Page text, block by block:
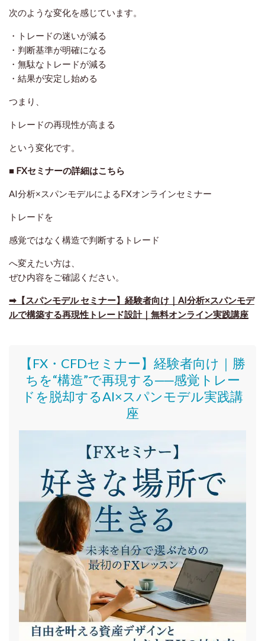
次のような変化を感じています。
・トレードの迷いが減る
・判断基準が明確になる
・無駄なトレードが減る
・結果が安定し始める
つまり、
トレードの再現性が高まる
という変化です。
■ FXセミナーの詳細はこちら
AI分析×スパンモデルによるFXオンラインセミナー
トレードを
感覚ではなく構造で判断するトレード
へ変えたい方は、
ぜひ内容をご確認ください。
➡【スパンモデル セミナー】経験者向け｜AI分析×スパンモデ
ルで構築する再現性トレード設計｜無料オンライン実践講座
【FX・CFDセミナー】 経験者向け｜ 勝
ちを“構造”で再現する──感覚トレー
ドを脱却するAI×スパンモデル実践講
座